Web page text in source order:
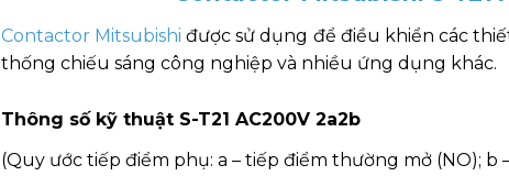
Contactor Mitsubishi được sử dụng để điều khiển các
thống chiếu sáng công nghiệp và nhiều ứng dụng khác.
Thông số kỹ thuật S-T21 AC200V 2a2b
(Quy ước tiếp điểm phụ: a – tiếp điểm thường mở (NO); b